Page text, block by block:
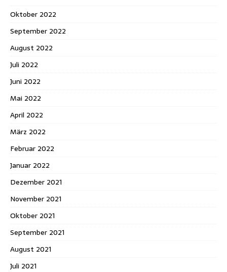
Oktober 2022
September 2022
August 2022
Juli 2022
Juni 2022
Mai 2022
April 2022
März 2022
Februar 2022
Januar 2022
Dezember 2021
November 2021
Oktober 2021
September 2021
August 2021
Juli 2021